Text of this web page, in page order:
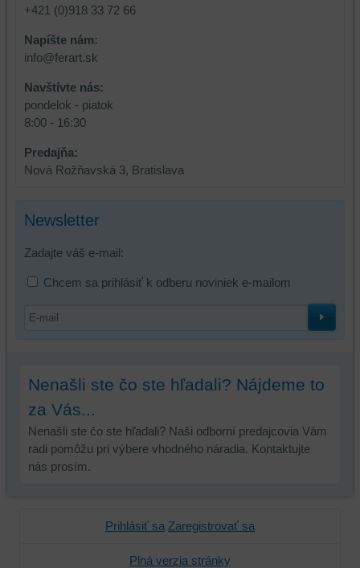
+421 (0)918 33 72 66
Napíšte nám:
info@ferart.sk
Navštívte nás:
pondelok - piatok
8:00 - 16:30
Predajňa:
Nová Rožňavská 3, Bratislava
Newsletter
Zadajte váš e-mail:
Chcem sa prihlásiť k odberu noviniek e-mailom
Nenašli ste čo ste hľadali? Nájdeme to
za Vás...
Nenašli ste čo ste hľadali? Naši odborní predajcovia Vám
radi pomôžu pri výbere vhodného náradia. Kontaktujte
nás prosím.
Prihlásiť sa Zaregistrovať sa
Plná verzia stránky